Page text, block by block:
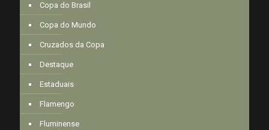
Copa do Brasil
Copa do Mundo
Cruzados da Copa
Destaque
Estaduais
Flamengo
Fluminense